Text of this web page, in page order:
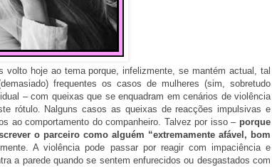
hoje ao tema porque, infelizmente, se mantém actual, tal
frequentes os casos de mulheres (sim, sobretudo
– com queixas que se enquadram em cenários de violência
rótulo. Nalguns casos as queixas de reacções impulsivas e
ao comportamento do companheiro. Talvez por isso – porque
o parceiro como alguém “extremamente afável, bom
A violência pode passar por reagir com impaciência e
a parede quando se sentem enfurecidos ou desgastados com